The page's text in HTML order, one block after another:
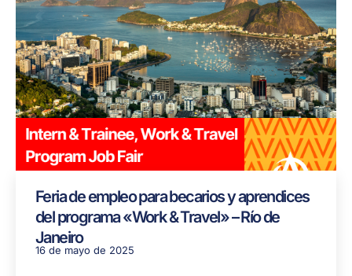
Feria de empleo para becarios y aprendices
del programa «Work & Travel» – Río de
Janeiro
16 de mayo de 2025